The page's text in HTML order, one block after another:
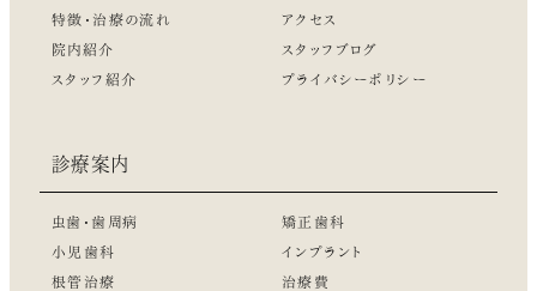
特徴・治療の流れ
院内紹介
スタッフ紹介
アクセス
スタッフブログ
プライバシーポリシー
診療案内
虫歯・歯周病
小児歯科
根管治療
矯正歯科
インプラント
治療費